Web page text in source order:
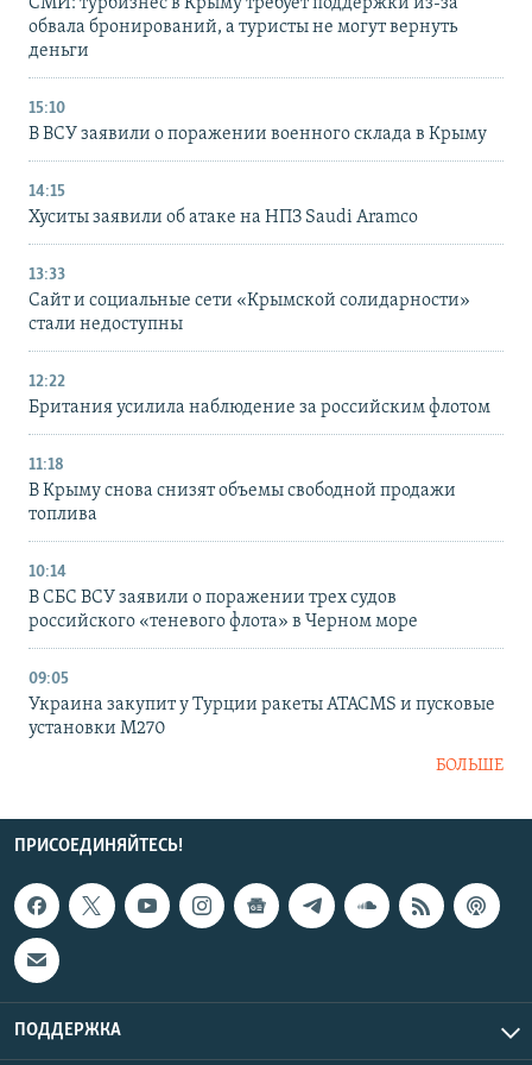
обвала бронирований, а туристы не могут вернуть
деньги
15:10
В ВСУ заявили о поражении военного склада в Крыму
14:15
Хуситы заявили об атаке на НПЗ Saudi Aramco
13:33
Сайт и социальные сети «Крымской солидарности»
стали недоступны
12:22
Британия усилила наблюдение за российским флотом
11:18
В Крыму снова снизят объемы свободной продажи
топлива
10:14
В СБС ВСУ заявили о поражении трех судов
российского «теневого флота» в Черном море
09:05
Украина закупит у Турции ракеты ATACMS и пусковые
установки M270
БОЛЬШЕ
ПРИСОЕДИНЯЙТЕСЬ!
ПОДДЕРЖКА